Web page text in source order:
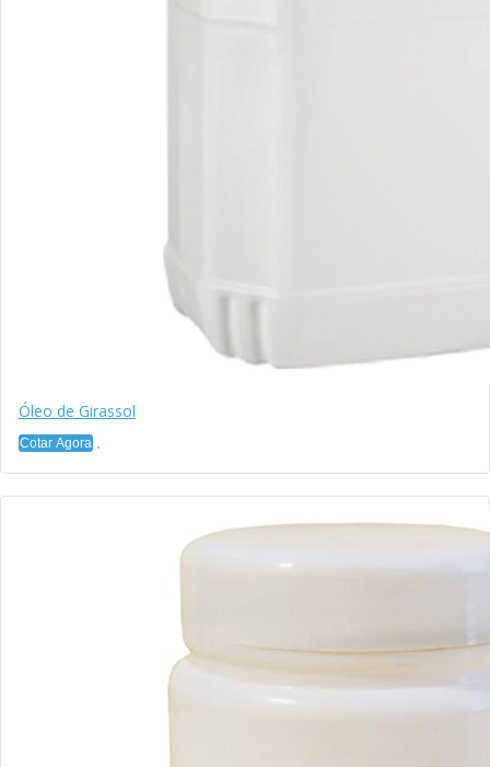
Óleo de Girassol
Cotar Agora